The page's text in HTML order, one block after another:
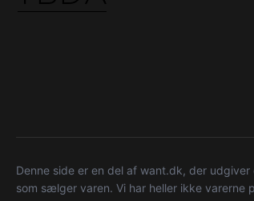
Denne side er en del af want.dk, der
som sælger varen. Vi har heller ikke varerne